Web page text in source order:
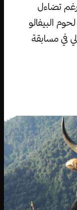
رغم تضاءل
البيفالو
في مسابقة